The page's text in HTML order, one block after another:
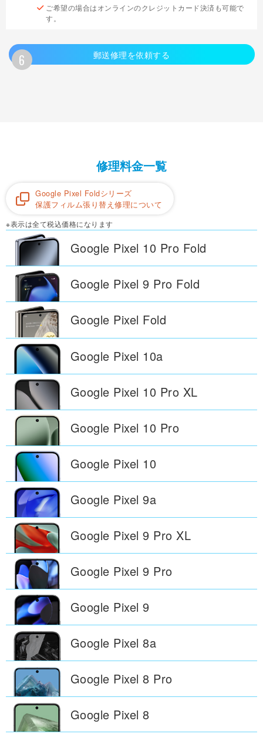
6
ご希望の場合はオンラインのクレジットカード決済も可能で
す。
郵送修理を依頼する
修理料金一覧
※表示は全て税込価格になります
Google Pixel Foldシリーズ
保護フィルム張り替え修理について
Google Pixel 10 Pro Fold
Google Pixel9 Pro Fold
Google Pixel Fold
Google Pixel 10a
Google Pixel 10 Pro XL
Google Pixel 10 Pro
Google Pixel 10
Google Pixel9a
Google Pixel9 Pro XL
Google Pixel9 Pro
Google Pixel9
Google Pixel8a
Google Pixel8 Pro
Google Pixel8